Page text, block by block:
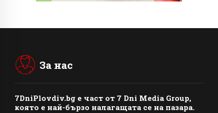
За нас
7DniPlovdiv.bg e част от 7 Dni Media Group,
която е най-бързо налагащата се на пазара.